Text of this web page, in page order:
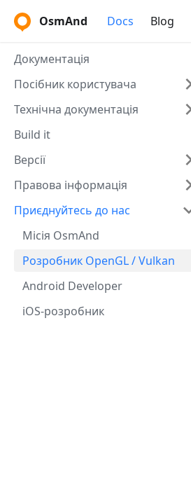
OsmAnd Docs Blog
Документація
Посібник користувача
Технічна документація
Build it
Версії
Правова інформація
Приєднуйтесь до нас
Місія OsmAnd
Розробник OpenGL / Vulkan
Android Developer
iOS-розробник